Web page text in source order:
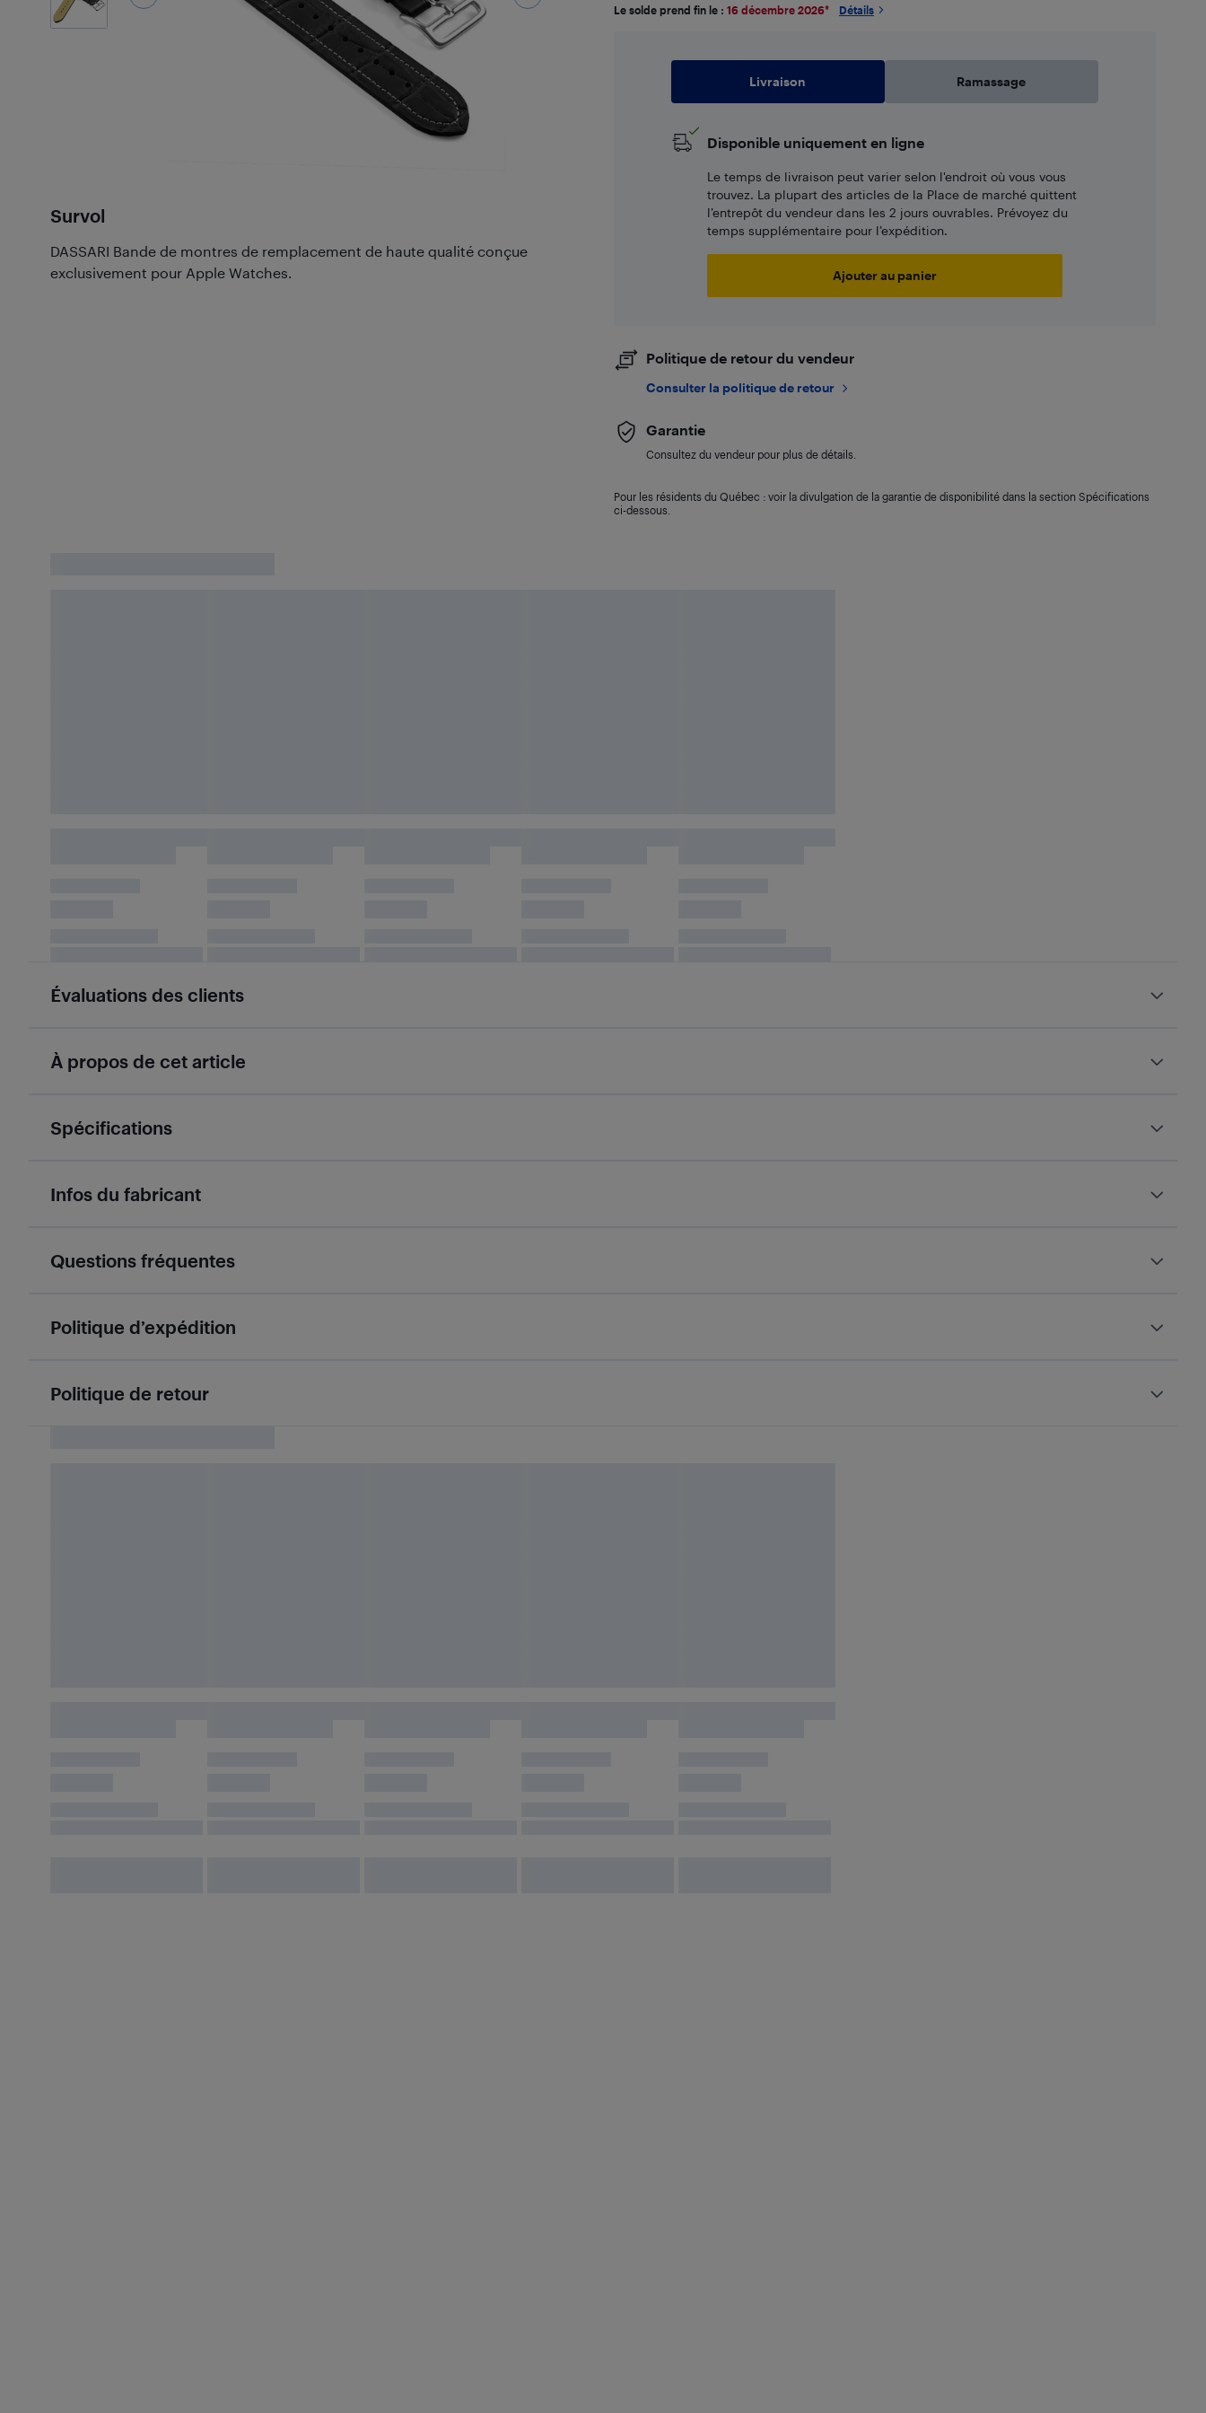
Survol
DASSARI Bande de montres de remplacement de haute qualité conçue
exclusivement pour Apple Watches.
Le solde prend fin le : 16 décembre 2026* Détails
Livraison Ramassage
Disponible uniquement en ligne
Le temps de livraison peut varier selon l'endroit où vous vous
trouvez. La plupart des articles de la Place de marché quittent
l’entrepôt du vendeur dans les 2 jours ouvrables. Prévoyez du
temps supplémentaire pour l’expédition.
Ajouter au panier
Politique de retour du vendeur
Consulter la politique de retour
Garantie
Consultez du vendeur pour plus de détails.
Pour les résidents du Québec : voir la divulgation de la garantie de disponibilité dans la section Spécifications
ci-dessous.
Évaluations des clients
À propos de cet article
Spécifications
Infos du fabricant
Questions fréquentes
Politique d’expédition
Politique de retour